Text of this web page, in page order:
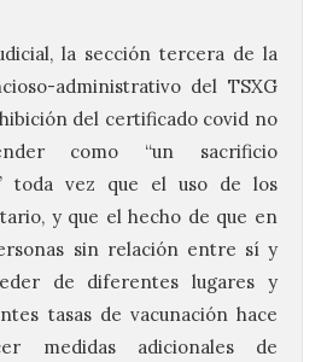
la sección tercera de la
administrativo del TSXG
del certificado covid no
como “un sacrificio
toda vez que el uso de los
y que el hecho de que en
sin relación entre sí y
de diferentes lugares y
tasas de vacunación hace
medidas adicionales de